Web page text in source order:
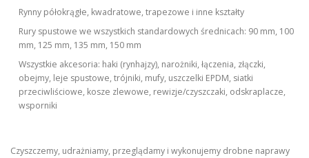
Rynny półokrągłe, kwadratowe, trapezowe i inne kształty
Rury spustowe we wszystkich standardowych średnicach: 90 mm, 100
mm, 125 mm, 135 mm, 150 mm
Wszystkie akcesoria: haki (rynhajzy), narożniki, łączenia, złączki,
obejmy, leje spustowe, trójniki, mufy, uszczelki EPDM, siatki
przeciwliściowe, kosze zlewowe, rewizje/czyszczaki, odskraplacze,
wsporniki
Czyszczemy, udrażniamy, przeglądamy i wykonujemy drobne naprawy